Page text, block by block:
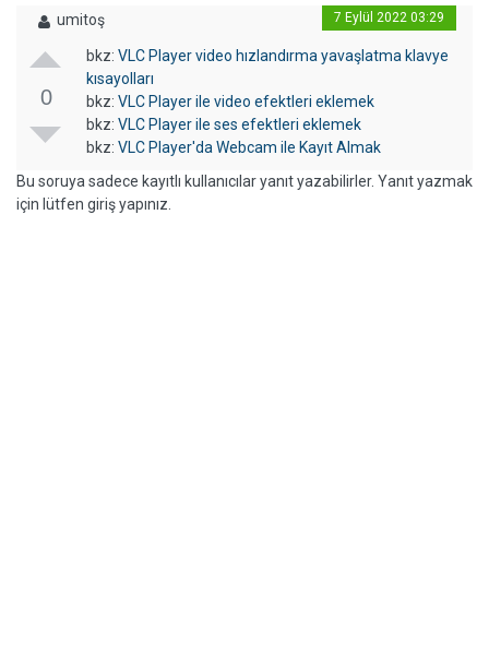
umitoş 7 Eylül 2022 03:29
0
bkz: VLC Player video hızlandırma yavaşlatma klavye
kısayolları
bkz: VLC Player ile video efektleri eklemek
bkz: VLC Player ile ses efektleri eklemek
bkz: VLC Player'da Webcam ile Kayıt Almak
Bu soruya sadece kayıtlı kullanıcılar yanıt yazabilirler. Yanıt yazmak
için lütfen giriş yapınız.